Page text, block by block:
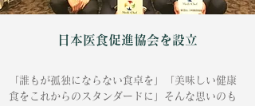
日本医食促進協会を設立
「誰もが孤独にならない食卓を」「美味しい健康
食をこれからのスタンダードに」そんな思いのも